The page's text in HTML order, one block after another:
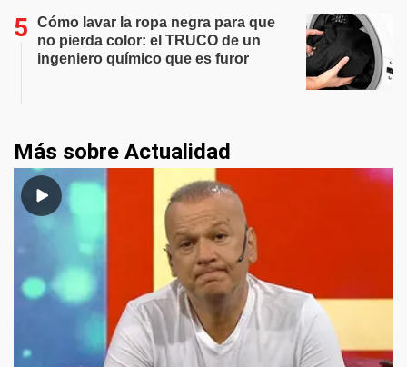
Cómo lavar la ropa negra para que
no pierda color: el TRUCO de un
ingeniero químico que es furor
Más sobre Actualidad